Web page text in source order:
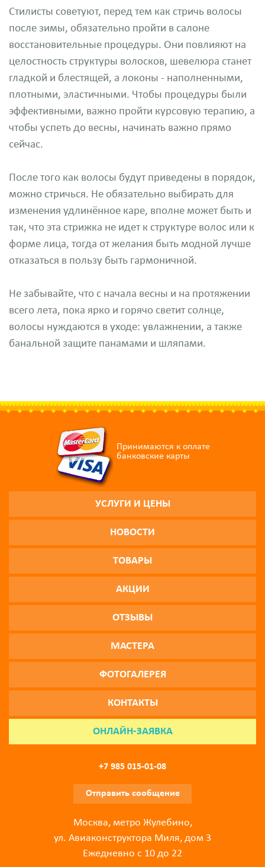
Стилисты советуют, перед тем как стричь волосы
после зимы, обязательно пройти в салоне
восстановительные процедуры. Они повлияют на
целостность структуры волосков, шевелюра станет
гладкой и блестящей, а локоны - наполненными,
плотными, эластичными. Чтобы процедуры были
эффективными, важно пройти курсовую терапию, а
чтобы успеть до весны, начинать важно прямо
сейчас.
После того как волосы будут приведены в порядок,
можно стричься. Не обязательно выбирать для
изменения удлинённое каре, вполне может быть и
так, что эта стрижка не идет к структуре волос или к
форме лица, тогда от желания быть модной лучше
отказаться в пользу быть гармоничной.
Не забывайте, что с начала весны и на протяжении
всего лета, пока ярко и горячо светит солнце,
волосы нуждаются в уходе: увлажнении, а также
банальной защите панамами и шляпами.
Принимаются к оплате
банковские карты
УСЛУГИ И ЦЕНЫ
НОВОСТИ
ТОВАРЫ
АКЦИИ
ОТЗЫВЫ
МАСТЕРА
ФОТОГАЛЕРЕЯ
КОНТАКТЫ
ОНЛАЙН-ЗАЯВКА
+7 985 015-01-08
Отправить сообщение
Москва, метро Жулебино,
ул. Авиаконструктора Миля, дом 3
Ежедневно с 10 до 22